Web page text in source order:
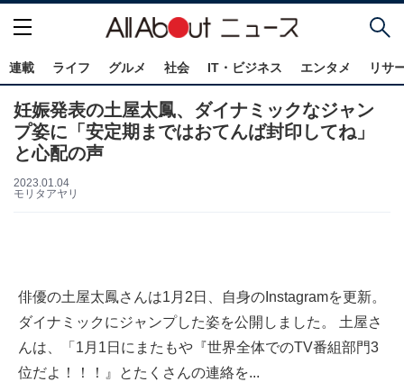
連載 ライフ グルメ 社会 IT・ビジネス エンタメ リサ
妊娠発表の土屋太鳳、ダイナミックなジャン
プ姿に「安定期まではおてんば封印してね」
と心配の声
2023.01.04
モリタアヤリ
俳優の土屋太鳳さんは1月2日、自身のInstagramを更新。
ダイナミックにジャンプした姿を公開しました。 土屋さ
んは、「1月1日にまたもや『世界全体でのTV番組部門3
位だよ！！！』とたくさんの連絡を...